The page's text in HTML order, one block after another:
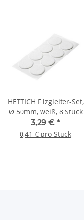
HETTICH Filzgleiter-Set,
Ø 50mm, weiß, 8 Stück
3,29 € *
0,41 € pro Stück